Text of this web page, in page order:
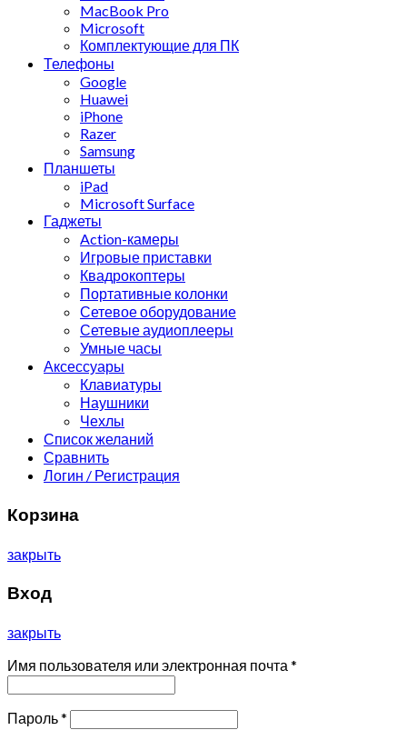
MacBook Pro
Microsoft
Комплектующие для ПК
Телефоны
Google
Huawei
iPhone
Razer
Samsung
Планшеты
iPad
Microsoft Surface
Гаджеты
Action-камеры
Игровые приставки
Квадрокоптеры
Портативные колонки
Сетевое оборудование
Сетевые аудиоплееры
Умные часы
Аксессуары
Клавиатуры
Наушники
Чехлы
Список желаний
Сравнить
Логин / Регистрация
Корзина
закрыть
Вход
закрыть
Имя пользователя или электронная почта *
Пароль*